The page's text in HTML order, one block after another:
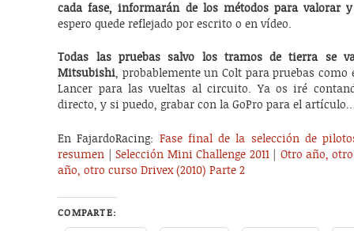
cada fase, informarán de los métodos para valorar
espero quede reflejado por escrito o en vídeo.
Todas las pruebas salvo los tramos de tierra se
Mitsubishi, probablemente un Colt para pruebas
Lancer para las vueltas al circuito. Ya os iré
directo, y si puedo, grabar con la GoPro para el artículo..
En FajardoRacing: Fase final de la selección de
resumen |Selección Mini Challenge 2011| Otro año,
año, otro curso Drivex (2010) Parte 2
COMPARTE: